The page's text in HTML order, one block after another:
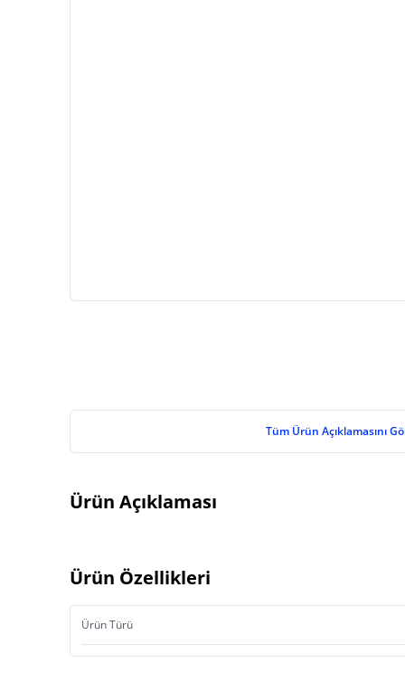
Tüm Ürün Açıklamasını
Ürün Açıklaması
Ürün Özellikleri
Ürün Türü